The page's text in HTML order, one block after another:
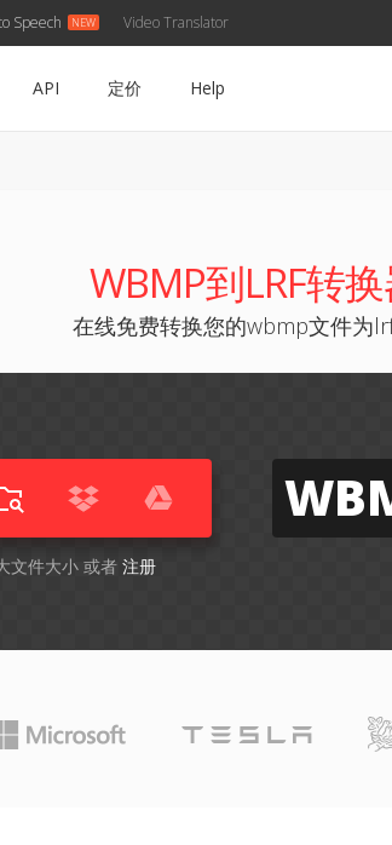
Speech Video Translator
API 定价 Help
WBMP到LRF转
在线免费转换您的wbmp文件为
文件大小 或者 注册